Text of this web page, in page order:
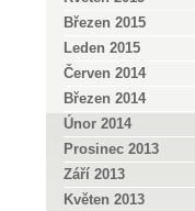
Březen 2015
Leden 2015
Červen 2014
Březen 2014
Únor 2014
Prosinec 2013
Září 2013
Květen 2013